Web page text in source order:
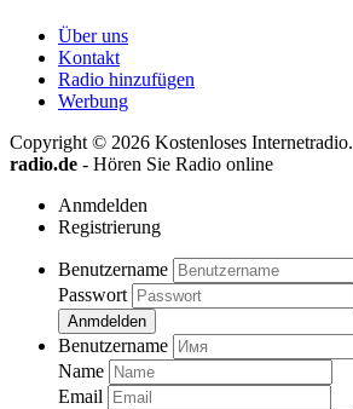
Über uns
Kontakt
Radio hinzufügen
Werbung
Copyright © 2026 Kostenloses Internetradio.
radio.de - Hören Sie Radio online
Anmdelden
Registrierung
Benutzername
Passwort
Anmdelden
Benutzername
Name
Email